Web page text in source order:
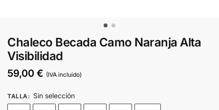
Chaleco Becada Camo Naranja Alta
Visibilidad
59,00 € (IVA incluido)
TALLA : Sin selección